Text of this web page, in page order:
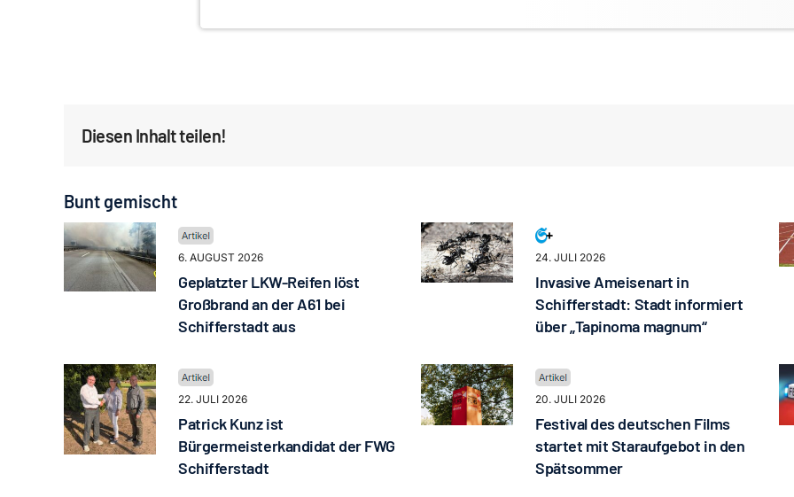
Diesen Inhalt teilen!
Bunt gemischt
6. AUGUST 2026
Geplatzter LKW-Reifen löst
Großbrand an der A61 bei
Schifferstadt aus
24. JULI 2026
Invasive Ameisenart in
Schifferstadt: Stadt informiert
über „Tapinoma magnum“
22. JULI 2026
Patrick Kunz ist
Bürgermeisterkandidat der FWG
Schifferstadt
20. JULI 2026
Festival des deutschen Films
startet mit Staraufgebot in den
Spätsommer